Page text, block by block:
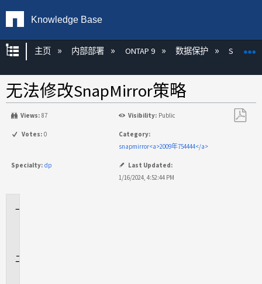
Knowledge Base
扩展/隐缩全局层次
主页 内部部署 ONTAP 9 数据保护
无法修改SnapMirror策略
Views: 87 Visibility: Public
Votes: 0
Category:
snapmirror<a>2009年754444</a>
Specialty: dp
Last Updated:
1/16/2024, 4:52:44 PM